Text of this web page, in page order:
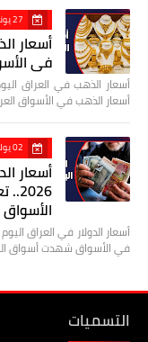
27 يونيو 2026
أسعار
في
أسعار الذهب في العراق
أسعار الذهب في الأسواق
02 يوليو 2026
الأسواق
في الأسواق شهدت أسواق
التسميات